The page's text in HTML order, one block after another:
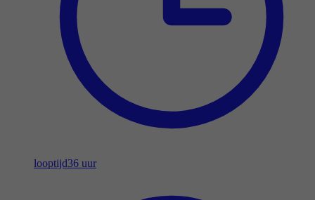
looptijd36 uur